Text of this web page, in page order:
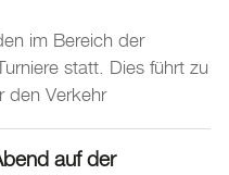
im Bereich der
statt. Dies führt zu
den Verkehr
auf der